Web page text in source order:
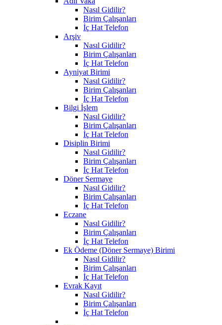
Nasıl Gidilir?
Birim Çalışanları
İç Hat Telefon
Arşiv
Nasıl Gidilir?
Birim Çalışanları
İç Hat Telefon
Ayniyat Birimi
Nasıl Gidilir?
Birim Çalışanları
İç Hat Telefon
Bilgi İşlem
Nasıl Gidilir?
Birim Çalışanları
İç Hat Telefon
Disiplin Birimi
Nasıl Gidilir?
Birim Çalışanları
İç Hat Telefon
Döner Sermaye
Nasıl Gidilir?
Birim Çalışanları
İç Hat Telefon
Eczane
Nasıl Gidilir?
Birim Çalışanları
İç Hat Telefon
Ek Ödeme (Döner Sermaye) Birimi
Nasıl Gidilir?
Birim Çalışanları
İç Hat Telefon
Evrak Kayıt
Nasıl Gidilir?
Birim Çalışanları
İç Hat Telefon